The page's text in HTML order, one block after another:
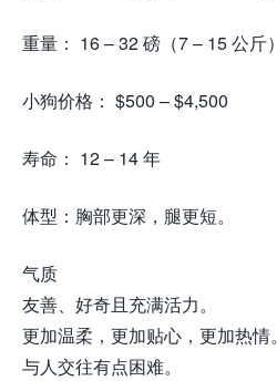
重量： 16 – 32 磅（7 – 15 公斤）
小狗价格： $500 – $4,500
寿命： 12 – 14 年
体型：胸部更深，腿更短。
气质
友善、好奇且充满活力。
更加温柔，更加贴心，更加热情。
与人交往有点困难。